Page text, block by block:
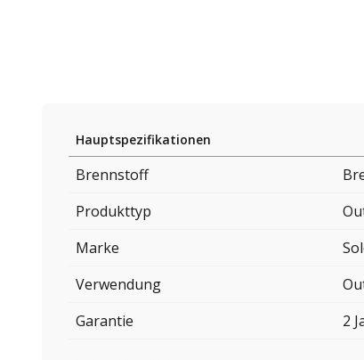
Hauptspezifikationen
Brennstoff
Produkttyp
Marke
Verwendung
Garantie
2